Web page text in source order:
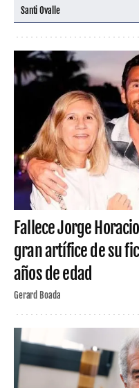
Santi Ovalle
Fallece Jorge
gran artífice de su
años de edad
Gerard Boada